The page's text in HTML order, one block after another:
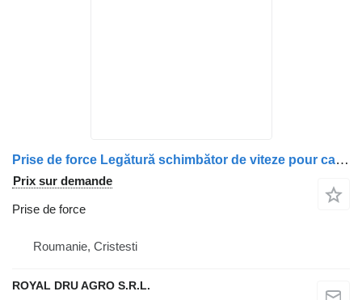
Prise de force Legătură schimbător de viteze pour camion MAN 81321030191 / 81321030189 / 81321030179 / 81325506016 / 81325506013 / 81325200094
Prix sur demande
Prise de force
Roumanie, Cristesti
ROYAL DRU AGRO S.R.L.